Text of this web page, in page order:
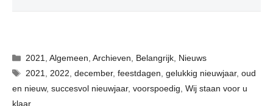
Categorieën
2021 ,Algemeen ,Archieven Belangrijk Nieuws
Tags
2021 2022 ,december,feestdagen ,gelukkig nieuwjaar,oud
en nieuw, succesvol nieuwjaar, voorspoedig Wij staan voor u
klaar